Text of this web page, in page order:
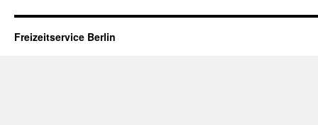
Freizeitservice Berlin